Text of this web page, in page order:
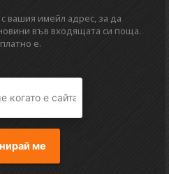
вашия имейл адрес, за да
във входящата си поща.
е.
ме